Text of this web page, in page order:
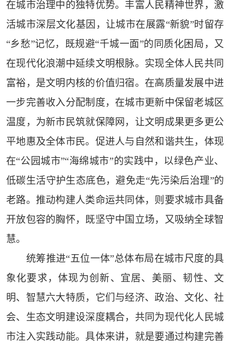
在城市治理中的独特优势。丰富人民精神世界，激
活城市深层文化基因，让城市在展露“新貌”时留存
“乡愁”记忆，既规避“千城一面”的同质化困局，又
在现代化浪潮中延续文明根脉。实现全体人民共同
富裕，是文明内核的价值归宿。在高质量发展中进
一步完善收入分配制度，在城市更新中保留老城区
温度，为新市民筑就保障网，让文明成果更多更公
平地惠及全体市民。促进人与自然和谐共生，体现
在“公园城市”“海绵城市”的实践中，以绿色产业、
低碳生活守护生态底色，避免走“先污染后治理”的
老路。推动构建人类命运共同体，则要求城市具备
开放包容的胸怀，既坚守中国立场，又吸纳全球智
慧。
统筹推进“五位一体”总体布局在城市尺度的具
象化要求，体现为创新、宜居、美丽、韧性、文
明、智慧六大特质，它们与经济、政治、文化、社
会、生态文明建设深度耦合，共同为现代化人民城
市注入实践动能。具体来讲，就是要通过构建完善